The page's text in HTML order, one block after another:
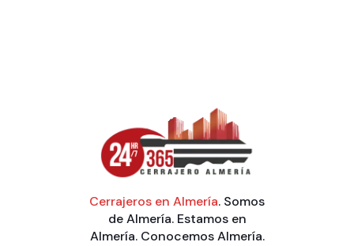
Cerrajeros en Almería. Somos
de Almería. Estamos en
Almería. Conocemos Almería.